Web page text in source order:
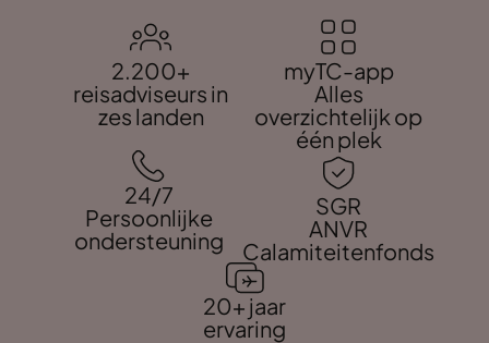
2.200+
reisadviseurs in
zes landen
myTC-app
Alles
overzichtelijk op
één plek
24/7
Persoonlijke
ondersteuning
SGR
ANVR
Calamiteitenfonds
20+ jaar
ervaring